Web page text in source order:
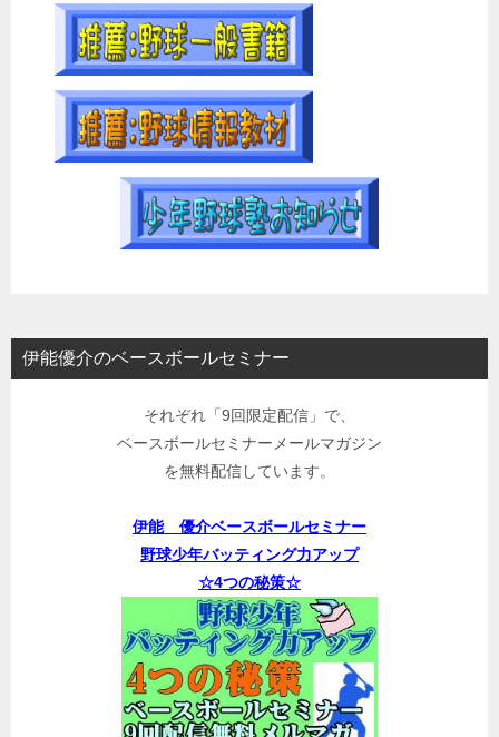
伊能優介のベースボールセミナー
それぞれ「9回限定配信」で、
ベースボールセミナーメールマガジン
を無料配信しています。
伊能 優介ベースボールセミナー
野球少年バッティング力アップ
☆4つの秘策☆